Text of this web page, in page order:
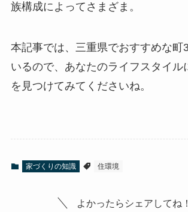
族構成によってさまざま。
本記事では、三重県でおすすめな町
いるので、あなたのライフスタイル
を見つけてみてくださいね。
家づくりの知識 住環境
よかったらシェアしてね！